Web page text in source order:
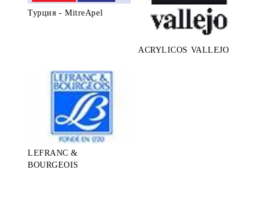
Турция - MitreApel
ACRYLICOS VALLEJO
LEFRANC &
BOURGEOIS